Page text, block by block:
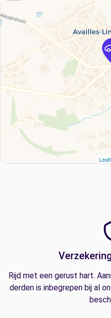
Rijd met een gerust hart.
derden is inbegrepen bij al